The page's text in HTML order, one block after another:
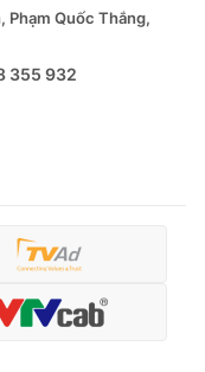
Phạm Quốc Thắng,
355 932